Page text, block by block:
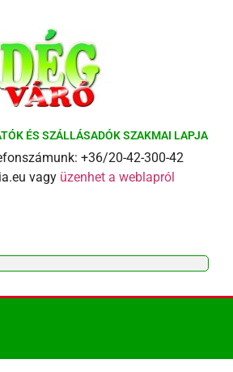
ÉS SZÁLLÁSADÓK SZAKMAI LAPJA
+36/20-42-300-42
vagy üzenhet a weblapról